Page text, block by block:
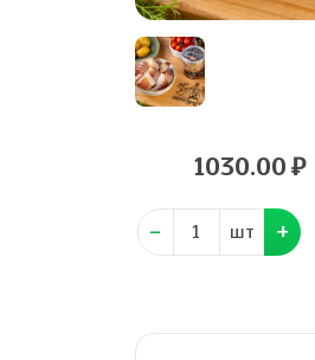
1030.00
шт